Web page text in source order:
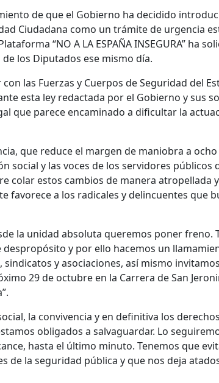
de que el Gobierno ha decidido
Ciudadana como un trámite de urgencia
“NO A LA ESPAÑA INSEGURA” ha
los Diputados ese mismo día.
las Fuerzas y Cuerpos de Seguridad del
esta ley redactada por el Gobierno y sus
que parece encaminado a dificultar la
que reduce el margen de maniobra a
social y las voces de los servidores públicos
colar estos cambios de manera atropellada
favorece a los radicales y delincuentes que
la unidad absoluta queremos poner freno.
y por ello hacemos un
y asociaciones, así mismo
29 de octubre en la Carrera de San
la convivencia y en definitiva los
obligados a salvaguardar. Lo
hasta el último minuto. Tenemos que
de la seguridad pública y que nos deja